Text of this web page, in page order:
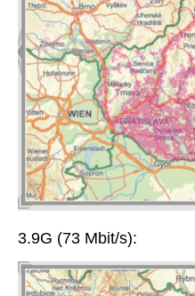
3.9G (73 Mbit/s):